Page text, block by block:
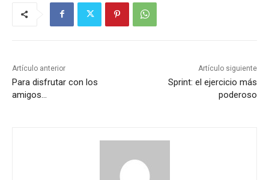
Artículo anterior
Para disfrutar con los
amigos…
Artículo siguiente
Sprint: el ejercicio más
poderoso